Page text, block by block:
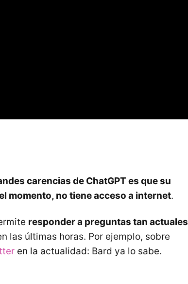
carencias de ChatGPT es que su
momento, no tiene acceso a internet.
responder a preguntas tan actuales
las últimas horas. Por ejemplo, sobre
en la actualidad: Bard ya lo sabe.